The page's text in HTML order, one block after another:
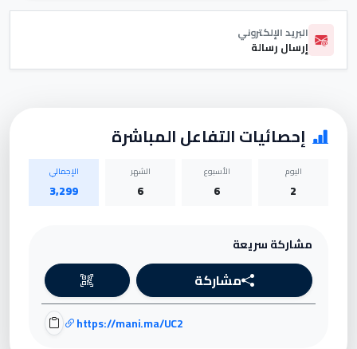
البريد الإلكتروني
إرسال رسالة
إحصائيات التفاعل المباشرة
اليوم
2
الأسبوع
6
الشهر
6
الإجمالي
3,299
مشاركة سريعة
مشاركة
https://mani.ma/UC2